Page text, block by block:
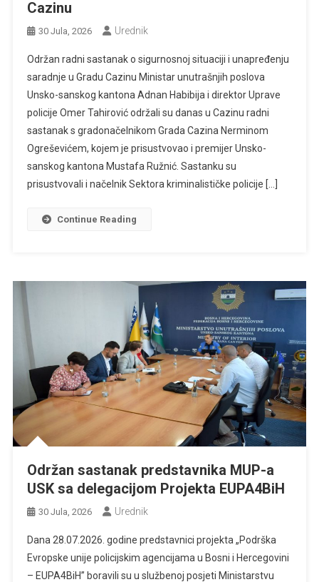
Cazinu
30 Jula, 2026 Urednik
Održan radni sastanak o sigurnosnoj situaciji i unapređenju
saradnje u Gradu Cazinu Ministar unutrašnjih poslova
Unsko-sanskog kantona Adnan Habibija i direktor Uprave
policije Omer Tahirović održali su danas u Cazinu radni
sastanak s gradonačelnikom Grada Cazina Nerminom
Ogreševićem, kojem je prisustvovao i premijer Unsko-
sanskog kantona Mustafa Ružnić. Sastanku su
prisustvovali i načelnik Sektora kriminalističke policije […]
Continue Reading
Održan sastanak predstavnika MUP-a
USK sa delegacijom Projekta EUPA4BiH
30 Jula, 2026 Urednik
Dana 28.07.2026. godine predstavnici projekta „Podrška
Evropske unije policijskim agencijama u Bosni i Hercegovini
– EUPA4BiH” boravili su u službenoj posjeti Ministarstvu